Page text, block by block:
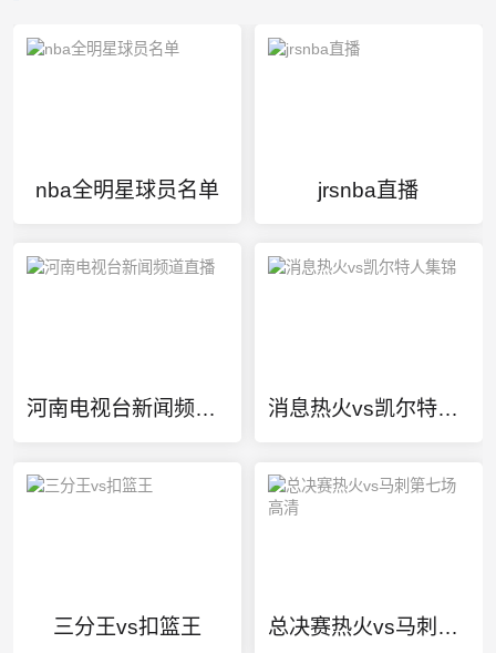
nba全明星球员名单 jrsnba直播
河南电视台新闻频道直播 消息热火vs凯尔特人集锦
三分王vs扣篮王 总决赛热火vs马刺第七场高清